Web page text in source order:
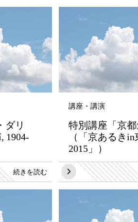
ダリ
1904-
続きを読む
講座・講演
特別講座「京
（「京あるきin
2015」）